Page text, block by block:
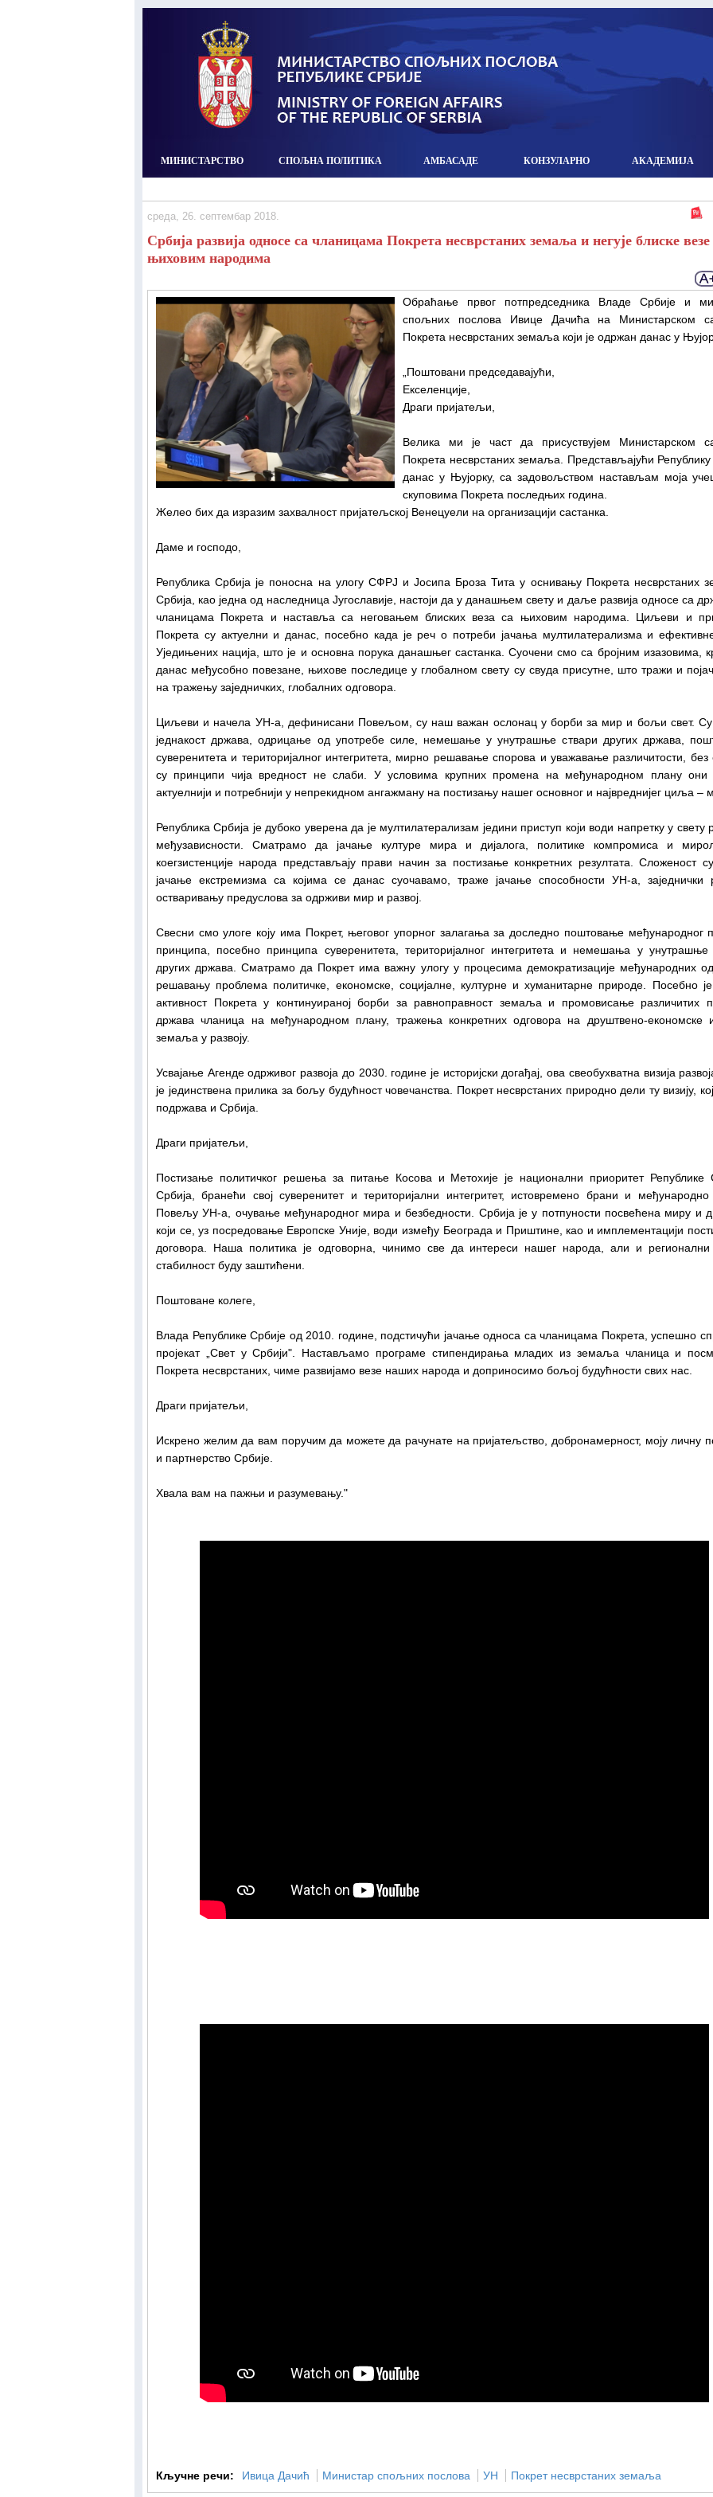
МИНИСТАРСТВО СПОЉНА ПОЛИТИКА АМБАСАДЕ КОНЗУЛАРНO АКАДЕМИЈА
среда, 26. септембар 2018.
Србија развија односе са чланицама Покрета несврстаних земаља и негује блиске везе
њиховим народима
Обраћање првог потпредседника Владе Србије и
спољних послова Ивице Дачића на Министарском
Покрета несврстаних земаља који је одржан данас у
„Поштовани председавајући,
Екселенције,
Драги пријатељи,
Велика ми је част да присуствујем Министарском
Покрета несврстаних земаља. Представљајући Републику
данас у Њујорку, са задовољством настављам моја
скуповима Покрета последњих година.
Желео бих да изразим захвалност пријатељској Венецуели на организацији састанка.
Даме и господо,
Република Србија је поносна на улогу СФРЈ и Јосипа Броза Тита у оснивању Покрета несврстаних
Србија, као једна од наследница Југославије, настоји да у данашњем свету и даље развија односе са
чланицама Покрета и наставља са неговањем блиских веза са њиховим народима. Циљеви и
Покрета су актуелни и данас, посебно када је реч о потреби јачања мултилатерализма и
Уједињених нација, што је и основна порука данашњег састанка. Суочени смо са бројним изазовима,
данас међусобно повезане, њихове последице у глобалном свету су свуда присутне, што тражи и
на тражењу заједничких, глобалних одговора.
Циљеви и начела УН-а, дефинисани Повељом, су наш важан ослонац у борби за мир и бољи свет.
једнакост држава, одрицање од употребе силе, немешање у унутрашње ствари других држава,
суверенитета и територијалног интегритета, мирно решавање спорова и уважавање различитости, без
су принципи чија вредност не слаби. У условима крупних промена на међународном плану они
актуелнији и потребнији у непрекидном ангажману на постизању нашег основног и највреднијег циља –
Република Србија је дубоко уверена да је мултилатерализам једини приступ који води напретку у свету
међузависности. Сматрамо да јачање културе мира и дијалога, политике компромиса и
коегзистенције народа представљају прави начин за постизање конкретних резултата. Сложеност
јачање екстремизма са којима се данас суочавамо, траже јачање способности УН-а, заједнички
остваривању предуслова за одрживи мир и развој.
Свесни смо улоге коју има Покрет, његовог упорног залагања за доследно поштовање међународног
принципа, посебно принципа суверенитета, територијалног интегритета и немешања у унутрашње
других држава. Сматрамо да Покрет има важну улогу у процесима демократизацијe међународних
решавању проблема политичке, економске, социјалне, културне и хуманитарне природе. Посебно
активност Покрета у континуираној борби за равноправност земаља и промовисање различитих
држава чланица на међународном плану, тражења конкретних одговора на друштвено-економске
земаља у развоју.
Усвајање Агенде одрживог развоја до 2030. године је историјски догађај, ова свеобухватна визија
је јединствена прилика за бољу будућност човечанства. Покрет несврстаних природно дели ту визију,
подржава и Србија.
Драги пријатељи,
Постизање политичког решења за питање Косова и Метохије је национални приоритет Републике
Србија, бранећи свој суверенитет и територијални интегритет, истовремено брани и међународно
Повељу УН-а, очување међународног мира и безбедности. Србија је у потпуности посвећена миру и
који се, уз посредовање Европске Уније, води између Београда и Приштине, као и имплементацији
договора. Наша политика је одговорна, чинимо све да интереси нашег народа, али и
стабилност буду заштићени.
Поштоване колеге,
Влада Републике Србије од 2010. године, подстичући јачање односа са чланицама Покрета, успешно
пројекат „Свет у Србији". Настављамо програме стипендирања младих из земаља чланица и
Покрета несврстаних, чиме развијамо везе наших народа и доприносимо бољој будућности свих нас.
Драги пријатељи,
Искрено желим да вам поручим да можете да рачунате на пријатељство, добронамерност, моју личну
и партнерство Србије.
Хвала вам на пажњи и разумевању."
Кључне речи: Ивица Дачић Министар спољних послова УН Покрет несврстаних земаља